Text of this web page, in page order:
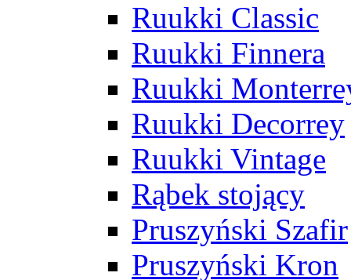
Ruukki Classic
Ruukki Finnera
Ruukki
Ruukki Decorrey
Ruukki Vintage
Rąbek stojący
Pruszyński Szafir
Pruszyński Kron